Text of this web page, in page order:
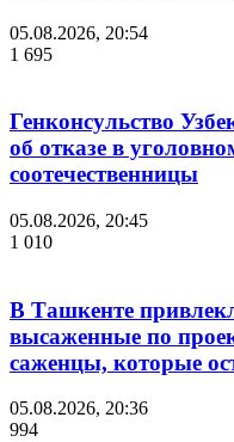
05.08.2026, 20:54
1 695
Генконсульство
об отказе в
соотечественницы
05.08.2026, 20:45
1 010
В Ташкенте
высаженные по
саженцы, которые
05.08.2026, 20:36
994